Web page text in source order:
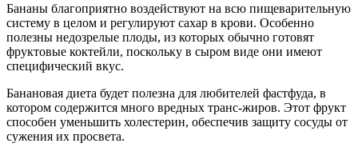
Бананы благоприятно воздействуют на всю пищеварительную
систему в целом и регулируют сахар в крови. Особенно
полезны недозрелые плоды, из которых обычно готовят
фруктовые коктейли, поскольку в сыром виде они имеют
специфический вкус.
Банановая диета будет полезна для любителей фастфуда, в
котором содержится много вредных транс-жиров. Этот фрукт
способен уменьшить холестерин, обеспечив защиту сосуды от
сужения их просвета.